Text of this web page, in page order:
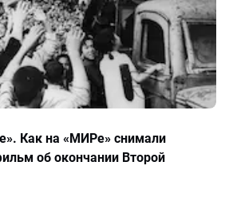
Как на «МИРе» снимали
об окончании Второй